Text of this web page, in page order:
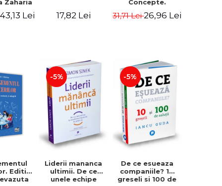
Zaharia
43,13 Lei 17,82 Lei
Concepte.
Modele
31,71 Lei26,96 Lei
Editia
-5%
Liderii mananca
ultimii. De ce
unele echipe
-5%
De ce esueaza
companiile? 10
greseli si 100 de